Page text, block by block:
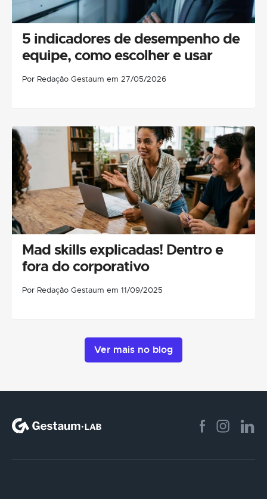
5 indicadores de desempenho de
equipe, como escolher e usar
Por Redação Gestaum em 27/05/2026
Mad skills explicadas! Dentro e
fora do corporativo
Por Redação Gestaum em 11/09/2025
Ver mais no blog